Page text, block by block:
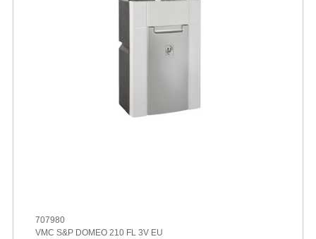
707980
VMC S&P DOMEO 210 FL 3V EU